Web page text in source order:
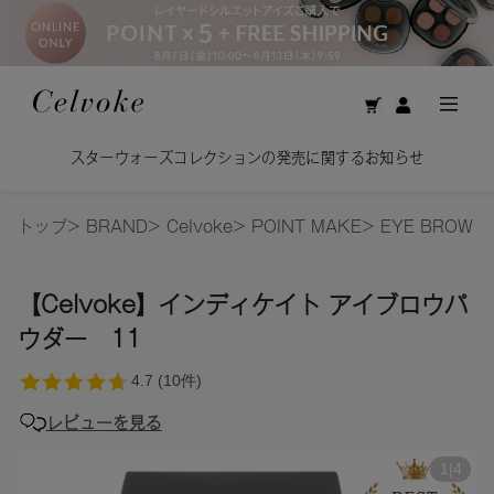
スターウォーズコレクションの発売に関するお知らせ
トップ> BRAND> Celvoke> POINT MAKE> EYE BROW
【Celvoke】インディケイト アイブロウパ
ウダー 11
レビューを見る
4